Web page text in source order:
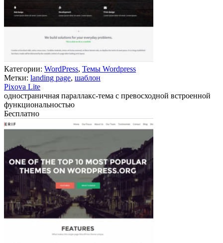
Категории: WordPress, Темы Wordpress
Метки: landing page, шаблон
Pixova Lite
одностраничная параллакс-тема с превосходной встроенной
функциональностью
Бесплатно